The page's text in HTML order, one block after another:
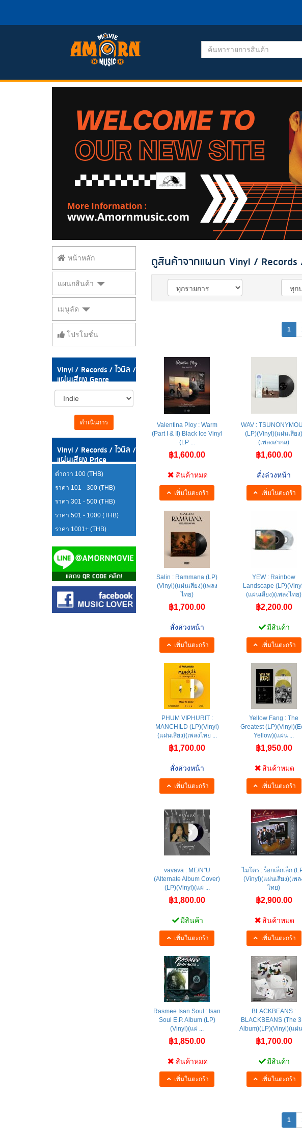
หน้าหลัก
แผนกสินค้า
เมนูลัด
โปรโมชั่น
Vinyl / Records / ไวนิล /
แผ่นเสียง Genre
ดำเนินการ
Vinyl / Records / ไวนิล /
แผ่นเสียง Price
ต่ำกว่า 100 (THB)
ราคา 101 - 300 (THB)
ราคา 301 - 500 (THB)
ราคา 501 - 1000 (THB)
ราคา 1001+ (THB)
ดูสินค้าจากแผนก Vinyl / Records
1
Valentina Ploy : Warm
(Part I & II) Black Ice Vinyl
(LP ...
฿1,600.00
สินค้าหมด
เพิ่มในตะกร้า
WAV :
(LP)(Vinyl)(แผ่นเสียง)
(เพลงสากล)
฿1,600.00
สั่งล่วงหน้า
เพิ่มในตะกร้า
Salin : Rammana (LP)
(Vinyl)(แผ่นเสียง)(เพลง
ไทย)
฿1,700.00
สั่งล่วงหน้า
เพิ่มในตะกร้า
YEW : Rainbow
Landscape
(แผ่นเสียง)(เพลงไทย)
฿2,200.00
มีสินค้า
เพิ่มในตะกร้า
PHUM VIPHURIT :
MANCHILD (LP)(Vinyl)
(แผ่นเสียง)(เพลงไทย ...
฿1,700.00
สั่งล่วงหน้า
เพิ่มในตะกร้า
Yellow Fang : The
Greatest
Yellow)(แผ่น ...
฿1,950.00
สินค้าหมด
เพิ่มในตะกร้า
vavava : ME/N”U
(Alternate Album Cover)
(LP)(Vinyl)(แผ่ ...
฿1,800.00
มีสินค้า
เพิ่มในตะกร้า
ไมโคร : ร็อกเล็กเล็ก
(Vinyl)(แผ่นเสียง)(เพล
ไทย)
฿2,900.00
สินค้าหมด
เพิ่มในตะกร้า
Rasmee Isan Soul : Isan
Soul E.P. Album (LP)
(Vinyl)(แผ่ ...
฿1,850.00
สินค้าหมด
เพิ่มในตะกร้า
BLACKBEANS :
BLACKBEANS (The
Album)(LP)(Vinyl)(แผ่
฿1,700.00
มีสินค้า
เพิ่มในตะกร้า
1